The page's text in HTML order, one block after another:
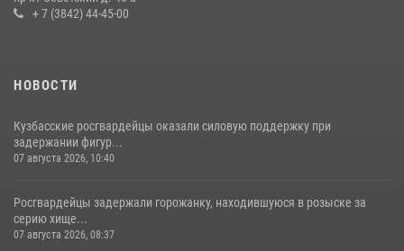
+ 7 (3842) 44-45-00
НОВОСТИ
Кузбасские росгвардейцы оказали силовую поддержку при
задержании фигур...
07 августа 2026, 10:40
Росгвардейцы задержали горожанку, находившуюся в розыске за
серию хище...
07 августа 2026, 08:37